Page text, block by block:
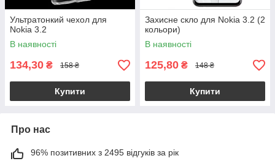
Ультратонкий чехол для
Nokia 3.2
В наявності
134,30 ₴ 158 ₴
Купити
Захисне скло для Nokia 3.2 (2
кольори)
В наявності
125,80 ₴ 148 ₴
Купити
Про нас
96% позитивних з 2495 відгуків за рік